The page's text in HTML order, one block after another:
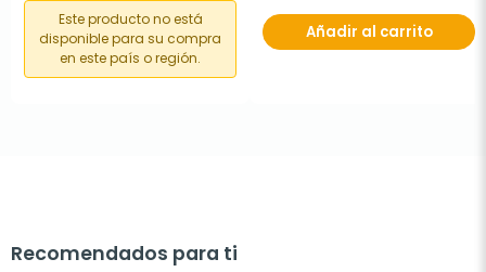
Este producto no está
disponible para su compra
en este país o región.
Añadir al carrito
Recomendados para ti